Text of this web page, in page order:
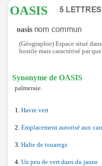
OASIS
oasis
(Géographie) Espace situé
hostile mais caractérisé par
Synonyme de OASIS
palmeraie.
Havre vert
Emplacement autorisé aux
Halte de touaregs
Un peu de vert dans du jaune